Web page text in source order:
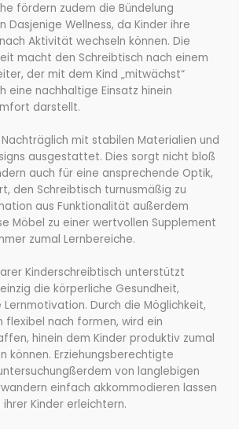
fördern zudem die Bündelung
Dasjenige Wellness, da Kinder ihre
Aktivität wechseln können. Die
macht den Schreibtisch nach einem
der mit dem Kind „mitwächst“
eine nachhaltige Einsatz hinein
darstellt.
mit stabilen Materialien und
ausgestattet. Dies sorgt nicht bloß
auch für eine ansprechende Optik,
den Schreibtisch turnusmäßig zu
aus Funktionalität außerdem
Möbel zu einer wertvollen Supplement
zumal Lernbereiche.
Kinderschreibtisch unterstützt
die körperliche Gesundheit,
Durch die Möglichkeit,
flexibel nach formen, wird ein
hinein dem Kinder produktiv zumal
können. Erziehungsberechtigte
von langlebigen
einfach akkommodieren lassen
Kinder erleichtern.